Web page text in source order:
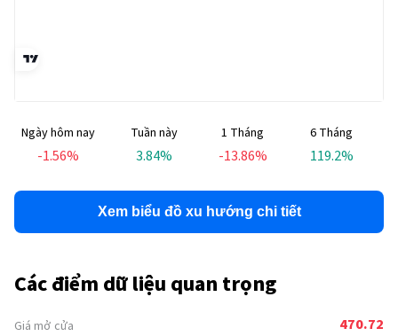
Ngày hôm nay
-1.56%
Tuần này
3.84%
1 Tháng
-13.86%
6 Tháng
119.2%
Xem biểu đồ xu hướng chi tiết
Các điểm dữ liệu quan trọng
Giá mở cửa 470.72